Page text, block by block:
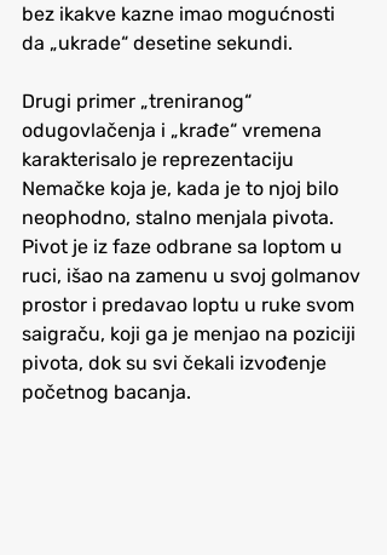
bez ikakve kazne imao mogućnosti
da „ukrade“ desetine sekundi.
Drugi primer „treniranog“
odugovlačenja i „krađe“ vremena
karakterisalo je reprezentaciju
Nemačke koja je, kada je to njoj bilo
neophodno, stalno menjala pivota.
Pivot je iz faze odbrane sa loptom u
ruci, išao na zamenu u svoj golmanov
prostor i predavao loptu u ruke svom
saigraču, koji ga je menjao na poziciji
pivota, dok su svi čekali izvođenje
početnog bacanja.